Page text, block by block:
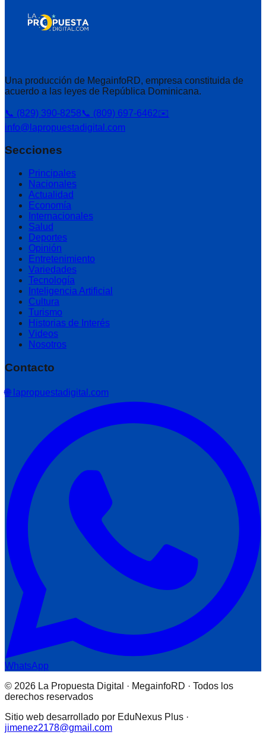
Una producción de MegainfoRD, empresa constituida de
acuerdo a las leyes de República Dominicana.
📞 (829) 390-8258📞 (809) 697-6462✉️
info@lapropuestadigital.com
Secciones
Principales
Nacionales
Actualidad
Economía
Internacionales
Salud
Deportes
Opinión
Entretenimiento
Variedades
Tecnología
Inteligencia Artificial
Cultura
Turismo
Historias de Interés
Videos
Nosotros
Contacto
🌐 lapropuestadigital.com
WhatsApp
© 2026 La Propuesta Digital · MegainfoRD · Todos los
derechos reservados
Sitio web desarrollado por EduNexus Plus ·
jimenez2178@gmail.com